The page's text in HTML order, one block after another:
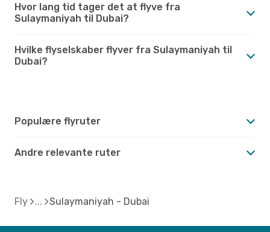
Hvor lang tid tager det at flyve fra
Sulaymaniyah til Dubai?
Hvilke flyselskaber flyver fra Sulaymaniyah til
Dubai?
Populære flyruter
Andre relevante ruter
Fly Sulaymaniyah - Dubai